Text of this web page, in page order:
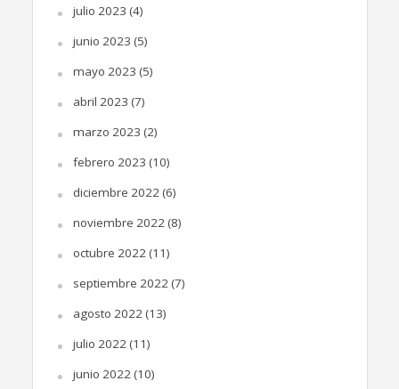
julio 2023 (4)
junio 2023 (5)
mayo 2023 (5)
abril 2023 (7)
marzo 2023 (2)
febrero 2023 (10)
diciembre 2022(6)
noviembre 2022(8)
octubre 2022(11)
septiembre 2022(7)
agosto 2022(13)
julio 2022(11)
junio 2022(10)